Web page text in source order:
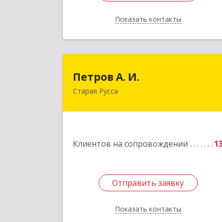
Показать контакты
Назад
Петров А. И.
Старая Русса
Клиентов на сопровождении
Отправить заявку
Показать контакты
Старая Русса, пер.Волотовский, д.23
Отправить заявку
Назад